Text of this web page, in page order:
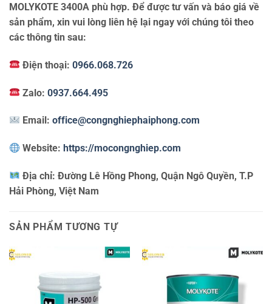
MOLYKOTE 3400A phù hợp. Để được tư vấn và báo giá về
sản phẩm, xin vui lòng liên hệ lại ngay với chúng tôi theo
các thông tin sau:
Điện thoại:0966.068.726
Zalo:0937.664.495
Email:office@congnghiephaiphong.com
Website:https://mocongnghiep.com
Địa chỉ:Đường Lê Hồng Phong, Quận Ngô Quyền, T.P
Hải Phòng, Việt Nam
SẢN PHẨM TƯƠNG TỰ